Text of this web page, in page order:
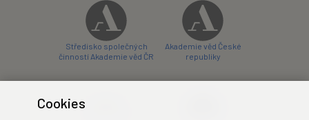
Středisko společných
činností Akademie věd ČR
Akademie věd České
republiky
Cookies